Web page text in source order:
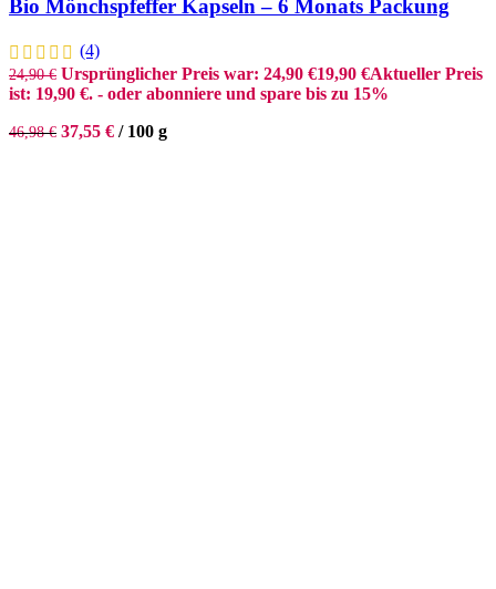
Bio Mönchspfeffer Kapseln – 6 Monats Packung
(4)
24,90€ Ursprünglicher Preis war: 24,90 €19,90 €Aktueller Preis
ist: 19,90 €. - oder abonniere und spare bis zu 15%
46,98€ 37,55 € / 100 g